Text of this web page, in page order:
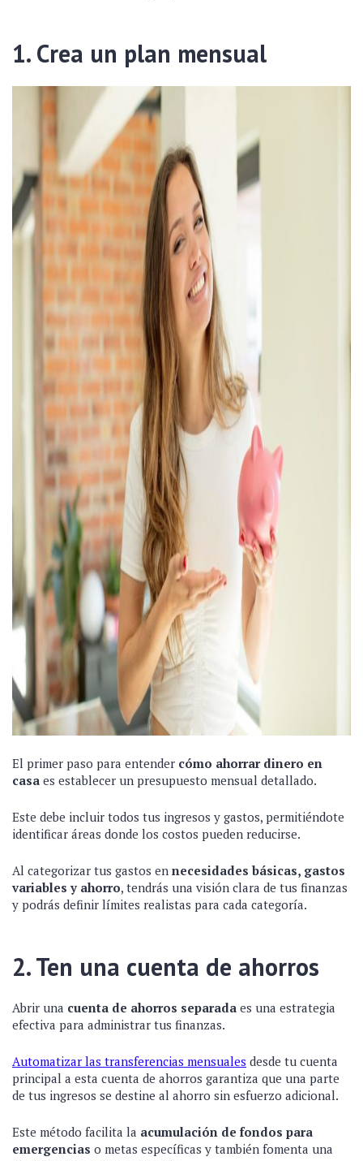
1. Crea un plan mensual
El primer paso para entender cómo ahorrar dinero en
casa es establecer un presupuesto mensual detallado.
Este debe incluir todos tus ingresos y gastos, permitiéndote
identificar áreas donde los costos pueden reducirse.
Al categorizar tus gastos en necesidades básicas, gastos
variables y ahorro, tendrás una visión clara de tus finanzas
y podrás definir límites realistas para cada categoría.
2. Ten una cuenta de ahorros
Abrir una cuenta de ahorros separada es una estrategia
efectiva para administrar tus finanzas.
Automatizar las transferencias mensuales desde tu cuenta
principal a esta cuenta de ahorros garantiza que una parte
de tus ingresos se destine al ahorro sin esfuerzo adicional.
Este método facilita la acumulación de fondos para
emergencias o metas específicas y también fomenta una